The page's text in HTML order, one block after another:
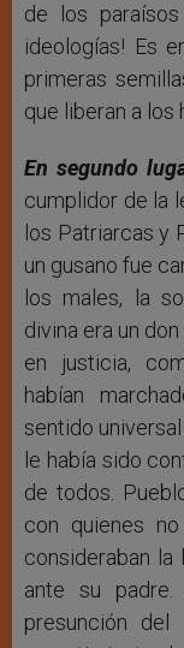
de los
ideologías! Es
primeras
que liberan a los
En segundo
cumplidor de la
los Patriarcas y
un gusano fue
los males, la
divina era un
en justicia,
habían
sentido
le había sido
de todos.
con quienes
consideraban
ante su
presunción